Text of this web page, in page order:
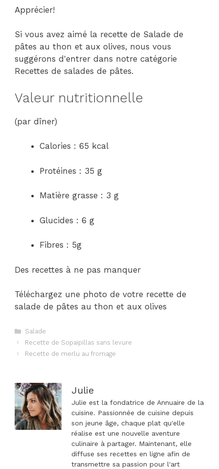
Apprécier!
Si vous avez aimé la recette de Salade de
pâtes au thon et aux olives, nous vous
suggérons d'entrer dans notre catégorie
Recettes de salades de pâtes.
Valeur nutritionnelle
(par dîner)
Calories : 65 kcal
Protéines : 35 g
Matière grasse : 3 g
Glucides : 6 g
Fibres : 5g
Des recettes à ne pas manquer
Téléchargez une photo de votre recette de
salade de pâtes au thon et aux olives
Catégories
Salade
Navigation
des
Recette de Sopaipillas sans levure
Recette de merlu au fromage
Julie
Julie est la fondatrice de Annuaire de la
cuisine. Passionnée de cuisine depuis
son jeune âge, chaque plat qu'elle
réalise est une nouvelle aventure
culinaire à partager. Maintenant, elle
diffuse ses recettes en ligne afin de
transmettre sa passion pour l'art